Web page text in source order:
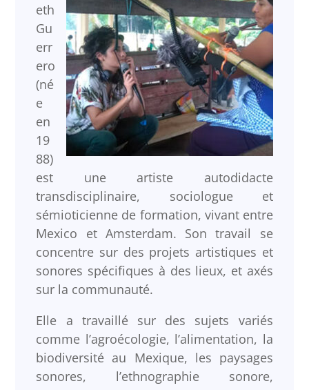
eth
Gu
err
ero
(né
e
en
19
88)
est une artiste autodidacte
transdisciplinaire, sociologue et
sémioticienne de formation, vivant entre
Mexico et Amsterdam. Son travail se
concentre sur des projets artistiques et
sonores spécifiques à des lieux, et axés
sur la communauté.
Elle a travaillé sur des sujets variés
comme l’agroécologie, l’alimentation, la
biodiversité au Mexique, les paysages
sonores, l’ethnographie sonore,